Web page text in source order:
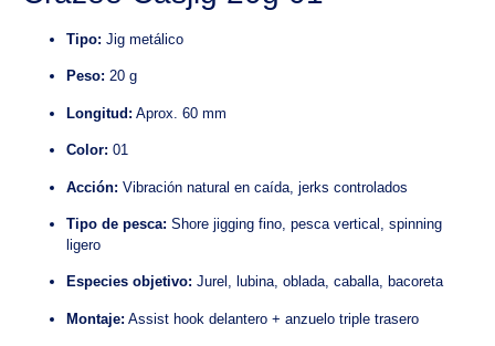
Tipo: Jig metálico
Peso: 20 g
Longitud: Aprox. 60 mm
Color: 01
Acción: Vibración natural en caída, jerks controlados
Tipo de pesca: Shore jigging fino, pesca vertical, spinning
ligero
Especies objetivo: Jurel, lubina, oblada, caballa, bacoreta
Montaje: Assist hook delantero + anzuelo triple trasero